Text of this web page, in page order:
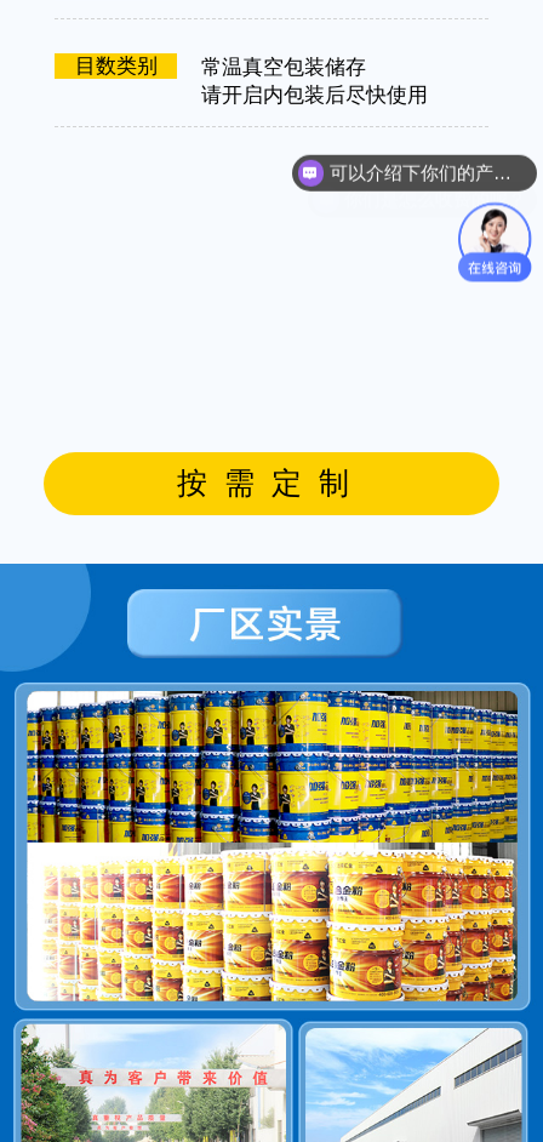
目数类别
常温真空包装储存
请开启内包装后尽快使用
按需定制
你们是怎么收费的呢？